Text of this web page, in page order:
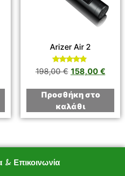
Arizer Air 2
Βαθμολογήθηκε
με
από 5
198,00€ 158,00 €
Προσθήκη στο
καλάθι
& Επικοινωνία